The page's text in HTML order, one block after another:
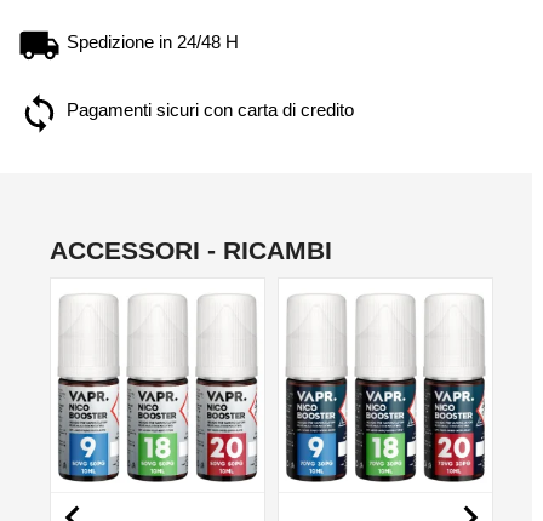
Spedizione in 24/48 H
Pagamenti sicuri con carta di credito
ACCESSORI - RICAMBI